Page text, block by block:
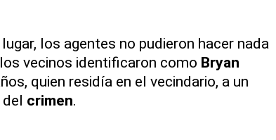
los agentes no pudieron hacer nada
vecinos identificaron como Bryan
quien residía en el vecindario, a un
crimen.